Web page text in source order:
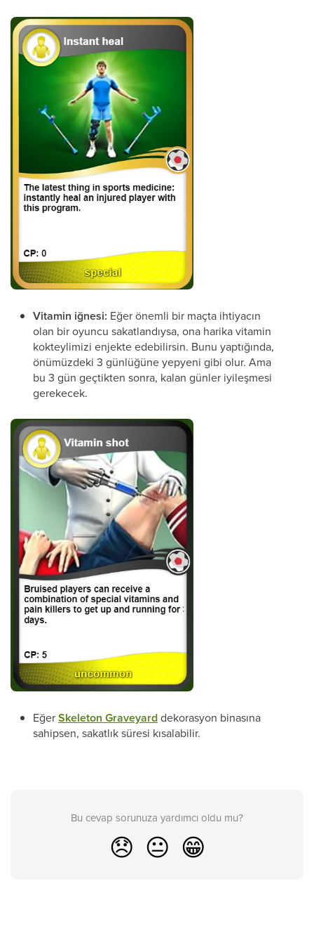
Vitamin iğnesi: Eğer önemli bir maçta ihtiyacın
olan bir oyuncu sakatlandıysa, ona harika vitamin
kokteylimizi enjekte edebilirsin. Bunu yaptığında,
önümüzdeki 3 günlüğüne yepyeni gibi olur. Ama
bu 3 gün geçtikten sonra, kalan günler iyileşmesi
gerekecek.
EğerSkeleton Graveyarddekorasyon binasına
sahipsen, sakatlık süresi kısalabilir.
Bu cevap sorunuza yardımcı oldu mu?
😞 😐 😁